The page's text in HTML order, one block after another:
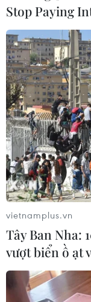
#Điện thoại di động
#Thẻ bài Pikachu
#Bán đấu giá
Theo dõi
TIN LIÊN
Stop Paying
vietnamplus.vn
Tây Ban Nha:
vượt biển ồ ạt